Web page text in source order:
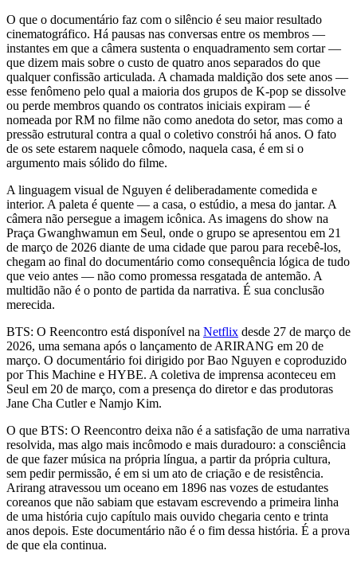
O que o documentário faz com o silêncio é seu maior resultado
cinematográfico. Há pausas nas conversas entre os membros —
instantes em que a câmera sustenta o enquadramento sem cortar —
que dizem mais sobre o custo de quatro anos separados do que
qualquer confissão articulada. A chamada maldição dos sete anos —
esse fenômeno pelo qual a maioria dos grupos de K-pop se dissolve
ou perde membros quando os contratos iniciais expiram — é
nomeada por RM no filme não como anedota do setor, mas como a
pressão estrutural contra a qual o coletivo constrói há anos. O fato
de os sete estarem naquele cômodo, naquela casa, é em si o
argumento mais sólido do filme.
A linguagem visual de Nguyen é deliberadamente comedida e
interior. A paleta é quente — a casa, o estúdio, a mesa do jantar. A
câmera não persegue a imagem icônica. As imagens do show na
Praça Gwanghwamun em Seul, onde o grupo se apresentou em 21
de março de 2026 diante de uma cidade que parou para recebê-los,
chegam ao final do documentário como consequência lógica de tudo
que veio antes — não como promessa resgatada de antemão. A
multidão não é o ponto de partida da narrativa. É sua conclusão
merecida.
BTS: O Reencontro está disponível na Netflix desde 27 de março de
2026, uma semana após o lançamento de ARIRANG em 20 de
março. O documentário foi dirigido por Bao Nguyen e coproduzido
por This Machine e HYBE. A coletiva de imprensa aconteceu em
Seul em 20 de março, com a presença do diretor e das produtoras
Jane Cha Cutler e Namjo Kim.
O que BTS: O Reencontro deixa não é a satisfação de uma narrativa
resolvida, mas algo mais incômodo e mais duradouro: a consciência
de que fazer música na própria língua, a partir da própria cultura,
sem pedir permissão, é em si um ato de criação e de resistência.
Arirang atravessou um oceano em 1896 nas vozes de estudantes
coreanos que não sabiam que estavam escrevendo a primeira linha
de uma história cujo capítulo mais ouvido chegaria cento e trinta
anos depois. Este documentário não é o fim dessa história. É a prova
de que ela continua.